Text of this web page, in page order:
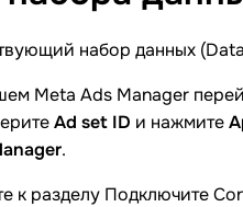
набор данных
Meta Ads Manager
Ad set ID и нажмите
.
к разделу Подключите